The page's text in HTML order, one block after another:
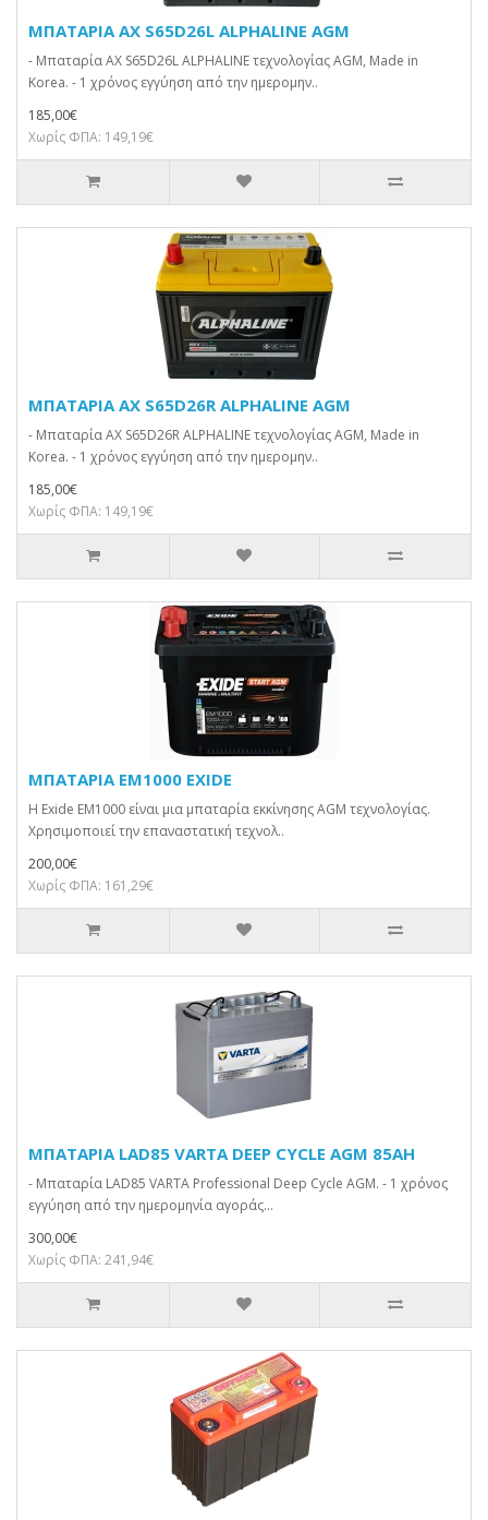
ΜΠΑΤΑΡΙΑ AX S65D26L ALPHALINE AGM
- Μπαταρία AX S65D26L ALPHALINE τεχνολογίας AGM, Made in
Korea. - 1 χρόνος εγγύηση από την ημερομην..
185,00€
Χωρίς ΦΠΑ: 149,19€
ΜΠΑΤΑΡΙΑ AX S65D26R ALPHALINE AGM
- Μπαταρία AX S65D26R ALPHALINE τεχνολογίας AGM, Made in
Korea. - 1 χρόνος εγγύηση από την ημερομην..
185,00€
Χωρίς ΦΠΑ: 149,19€
ΜΠΑΤΑΡΙΑ EM1000 EXIDE
H Εxide EM1000 είναι μια μπαταρία εκκίνησης AGM τεχνολογίας.
Χρησιμοποιεί την επαναστατική τεχνολ..
200,00€
Χωρίς ΦΠΑ: 161,29€
ΜΠΑΤΑΡΙΑ LAD85 VARTA DEEP CYCLE AGM 85AH
- Μπαταρία LAD85 VARTA Professional Deep Cycle AGM. - 1 χρόνος
εγγύηση από την ημερομηνία αγοράς...
300,00€
Χωρίς ΦΠΑ: 241,94€